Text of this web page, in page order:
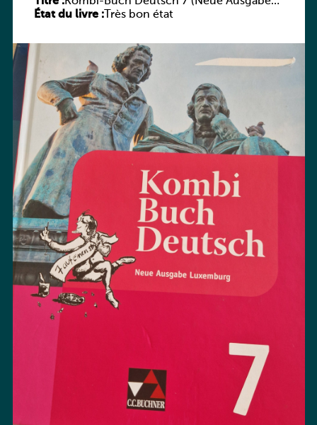
Luxemburg)
État du livre :Très bon état